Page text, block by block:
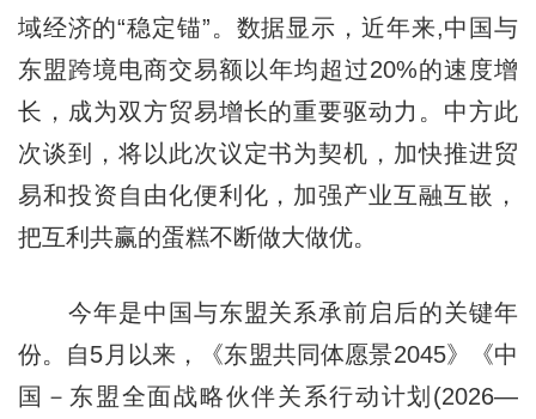
域经济的“稳定锚”。数据显示，近年来,中国与
东盟跨境电商交易额以年均超过20%的速度增
长，成为双方贸易增长的重要驱动力。中方此
次谈到，将以此次议定书为契机，加快推进贸
易和投资自由化便利化，加强产业互融互嵌，
把互利共赢的蛋糕不断做大做优。
今年是中国与东盟关系承前启后的关键年
份。自5月以来，《东盟共同体愿景2045》《中
国－东盟全面战略伙伴关系行动计划(2026—